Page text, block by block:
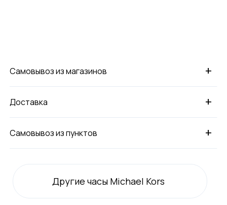
+
Самовывоз из магазинов
+
Доставка
+
Самовывоз из пунктов
Другие часы Michael Kors